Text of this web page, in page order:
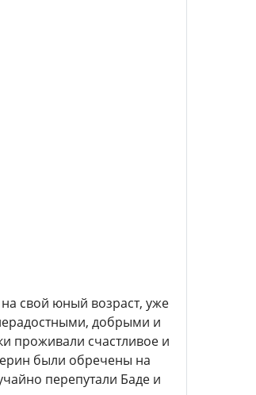
свой юный возраст, уже
добрыми и
проживали счастливое и
были обречены на
перепутали Баде и